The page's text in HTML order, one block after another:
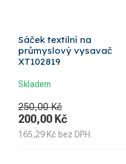
Sáček textilní na
průmyslový vysavač
XT102819
Skladem
250,00 Kč
200,00 Kč
165,29 Kč bez DPH